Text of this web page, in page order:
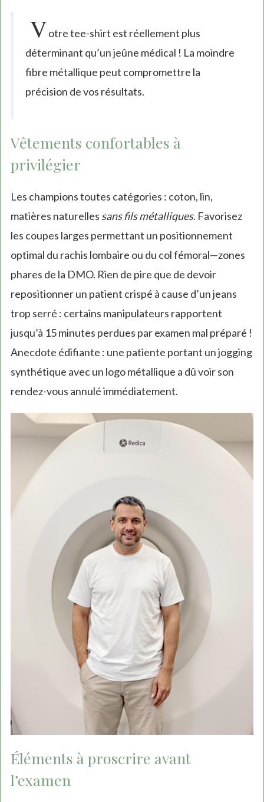
Votre tee-shirt est réellement plus
déterminant qu’un jeûne médical ! La moindre
fibre métallique peut compromettre la
précision de vos résultats.
Vêtements confortables à
privilégier
Les champions toutes catégories : coton, lin,
matières naturelles sans fils métalliques. Favorisez
les coupes larges permettant un positionnement
optimal du rachis lombaire ou du col fémoral—zones
phares de la DMO. Rien de pire que de devoir
repositionner un patient crispé à cause d’un jeans
trop serré : certains manipulateurs rapportent
jusqu’à 15 minutes perdues par examen mal préparé !
Anecdote édifiante : une patiente portant un jogging
synthétique avec un logo métallique a dû voir son
rendez-vous annulé immédiatement.
Éléments à proscrire avant
l’examen